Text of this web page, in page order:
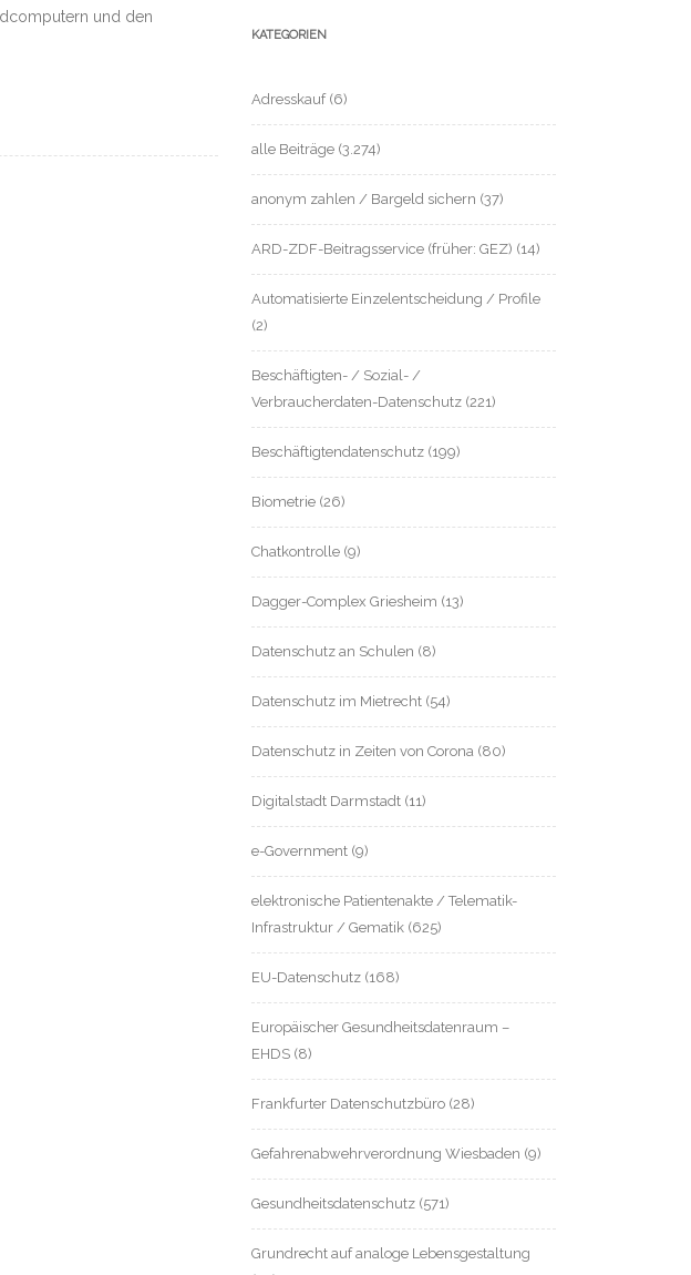
und den
KATEGORIEN
Adresskauf(6)
alle Beiträge (3.274)
anonym zahlen / Bargeld sichern (37)
ARD-ZDF-Beitragsservice (früher: GEZ) (14)
Automatisierte Einzelentscheidung / Profile
(2)
Beschäftigten- / Sozial- /
Verbraucherdaten-Datenschutz (221)
Beschäftigtendatenschutz (199)
Biometrie (26)
Chatkontrolle (9)
Dagger-Complex Griesheim (13)
Datenschutz an Schulen (8)
Datenschutz im Mietrecht (54)
Datenschutz in Zeiten von Corona (80)
Digitalstadt Darmstadt (11)
e-Government (9)
elektronische Patientenakte / Telematik-
Infrastruktur / Gematik (625)
EU-Datenschutz (168)
Europäischer Gesundheitsdatenraum –
EHDS (8)
Frankfurter Datenschutzbüro (28)
Gefahrenabwehrverordnung Wiesbaden (9)
Gesundheitsdatenschutz (571)
Grundrecht auf analoge Lebensgestaltung